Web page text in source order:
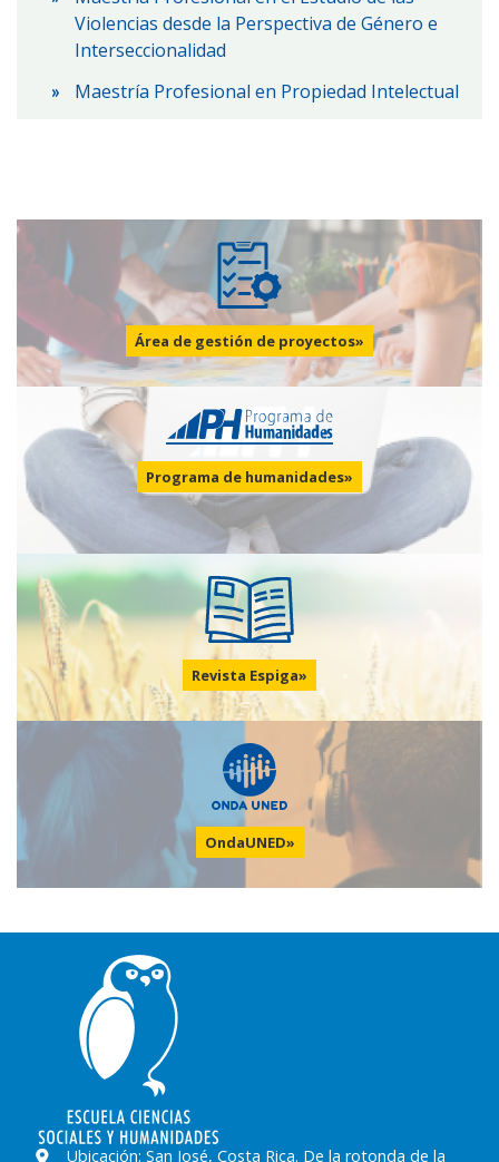
Violencias desde la Perspectiva de Género e
Interseccionalidad
Maestría Profesional en Propiedad Intelectual
Área de gestión de proyectos»
Programa de humanidades»
Revista Espiga»
OndaUNED»
Ubicación: San José, Costa Rica. De la rotonda de la